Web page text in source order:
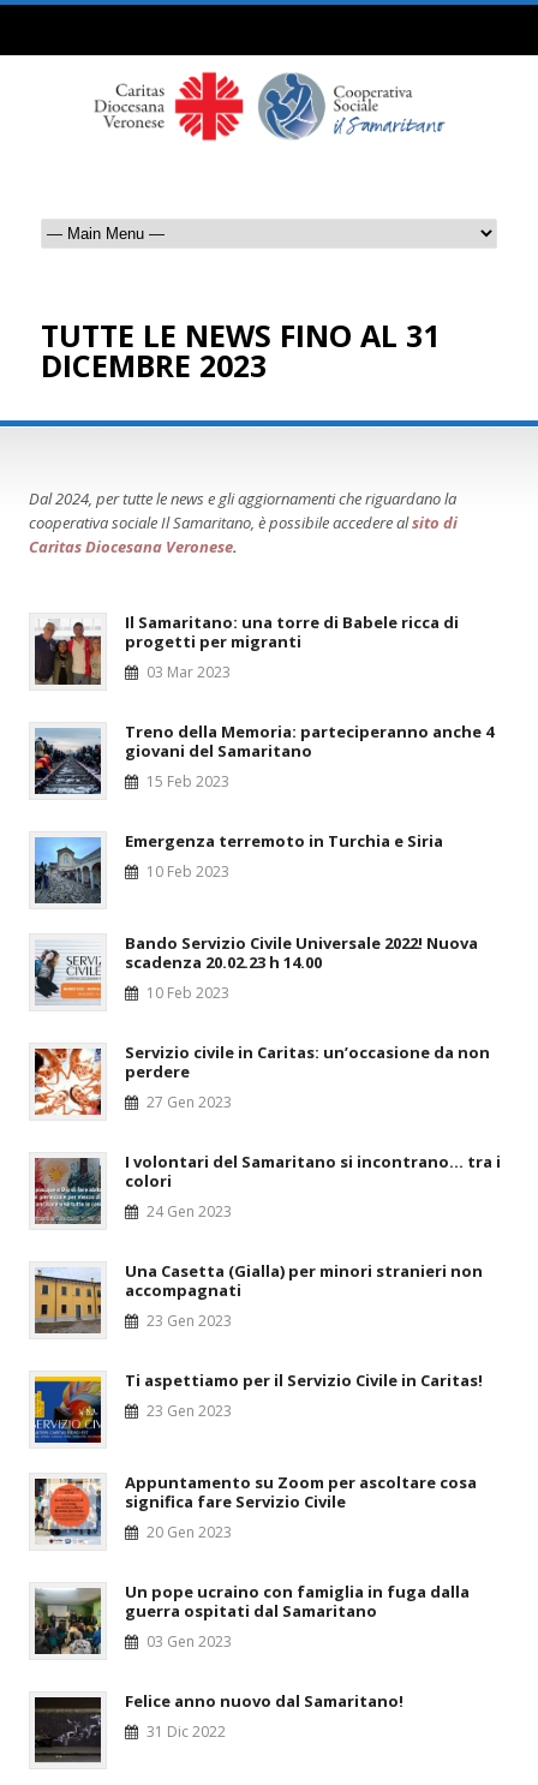
TUTTE LE NEWS FINO AL 31
DICEMBRE 2023
Dal 2024, per tutte le news e gli aggiornamenti che riguardano la
cooperativa sociale Il Samaritano, è possibile accedere alsito di
Caritas Diocesana Veronese.
Il Samaritano: una torre di Babele ricca di
progetti per migranti
03 Mar 2023
Treno della Memoria: parteciperanno anche 4
giovani del Samaritano
15 Feb 2023
Emergenza terremoto in Turchia e Siria
10 Feb 2023
Bando Servizio Civile Universale 2022! Nuova
scadenza 20.02.23 h 14.00
10 Feb 2023
Servizio civile in Caritas: un’occasione da non
perdere
27 Gen 2023
I volontari del Samaritano si incontrano… tra i
colori
24 Gen 2023
Una Casetta (Gialla) per minori stranieri non
accompagnati
23 Gen 2023
Ti aspettiamo per il Servizio Civile in Caritas!
23 Gen 2023
Appuntamento su Zoom per ascoltare cosa
significa fare Servizio Civile
20 Gen 2023
Un pope ucraino con famiglia in fuga dalla
guerra ospitati dal Samaritano
03 Gen 2023
Felice anno nuovo dal Samaritano!
31 Dic 2022